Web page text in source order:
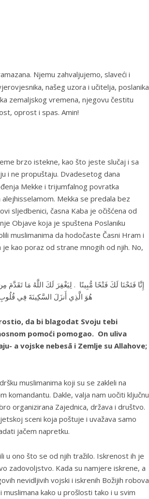
Njemu zahvaljujemo, slaveći i
našeg uzora i učitelja, poslanika
zemaljskog vremena, njegovu čestitu
oprost i spas. Amin!
brzo istekne, kao što jeste slučaj i sa
i ne propuštaju. Dvadesetog dana
Mekke i trijumfalnog povratka
Mekka se predala bez
sljedbenici, časna Kaba je očišćena od
Objave koja je spuštena Poslaniku
muslimanima da hodočaste Časni Hram i
kao poraz od strane mnogih od njih. No,
إِنَّا فَتَحْنَا لَكَ فَتْحًا مُّبِينًا . لِيَغْفِرَ لَكَ اللَّهُ مَا
هُوَ الَّذِي أَنزَلَ السَّكِينَةَ فِي قُلُوبِ
da bi blagodat Svoju tebi
pomoći pomogao. On uliva
a vojske nebesā i Zemlje su Allahove;
muslimanima koji su se zakleli na
Dakle, valja nam uočiti ključnu
organizirana Zajednica, država i društvo.
sceni koja poštuje i uvažava samo
jačem napretku.
u ono što se od njih tražilo. Iskrenost ih je
zadovoljstvo. Kada su namjere iskrene, a
nevidljivih vojski i iskrenih Božijih robova
kako u prošlosti tako i u svim